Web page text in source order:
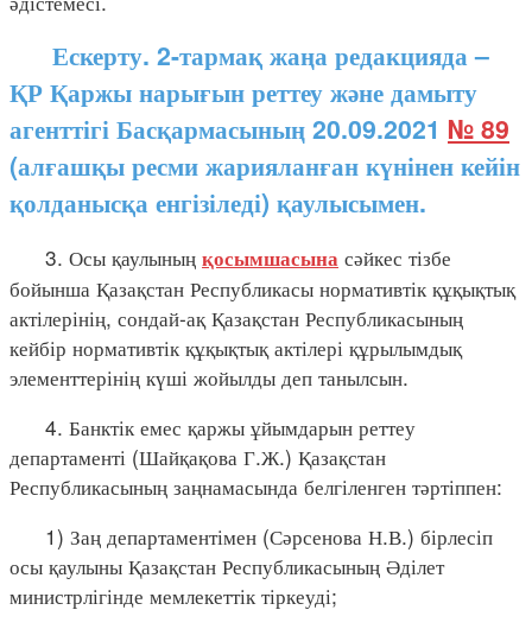
Ескерту. 2-тармақ жаңа редакцияда –
ҚР Қаржы нарығын реттеу және дамыту
агенттігі Басқармасының 20.09.2021 № 89
(алғашқы ресми жарияланған күнінен кейін
қолданысқа енгізіледі) қаулысымен.
3. Осы қаулының қосымшасына сәйкес тізбе
бойынша Қазақстан Республикасы нормативтік құқықтық
актілерінің, сондай-ақ Қазақстан Республикасының
кейбір нормативтік құқықтық актілері құрылымдық
элементтерінің күші жойылды деп танылсын.
4. Банктік емес қаржы ұйымдарын реттеу
департаменті (Шайқақова Г.Ж.) Қазақстан
Республикасының заңнамасында белгіленген тәртіппен:
1) Заң департаментімен (Сәрсенова Н.В.) бірлесіп
осы қаулыны Қазақстан Республикасының Әділет
министрлігінде мемлекеттік тіркеуді;